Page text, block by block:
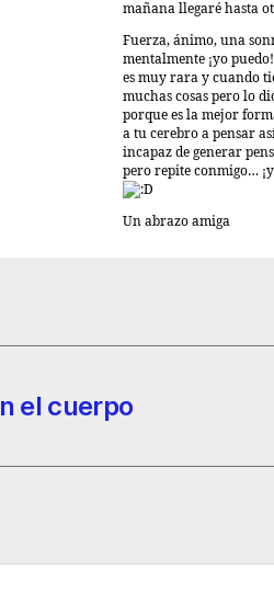
mañana llegaré hasta
Fuerza, ánimo, una
mentalmente ¡yo
es muy rara y cuando
muchas cosas pero lo
porque es la mejor
a tu cerebro a pensar
incapaz de generar
pero repite conmigo…
Un abrazo amiga
el cuerpo